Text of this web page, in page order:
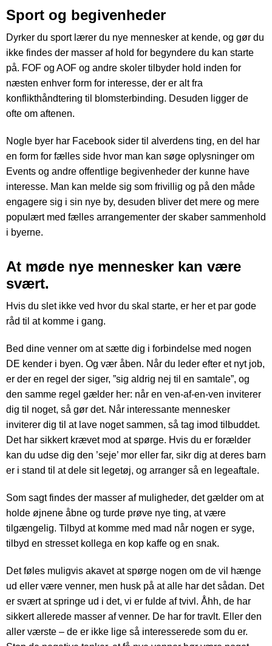
Sport og begivenheder
Dyrker du sport lærer du nye mennesker at kende, og gør du
ikke findes der masser af hold for begyndere du kan starte
på. FOF og AOF og andre skoler tilbyder hold inden for
næsten enhver form for interesse, der er alt fra
konflikthåndtering til blomsterbinding. Desuden ligger de
ofte om aftenen.
Nogle byer har Facebook sider til alverdens ting, en del har
en form for fælles side hvor man kan søge oplysninger om
Events og andre offentlige begivenheder der kunne have
interesse. Man kan melde sig som frivillig og på den måde
engagere sig i sin nye by, desuden bliver det mere og mere
populært med fælles arrangementer der skaber sammenhold
i byerne.
At møde nye mennesker kan være
svært.
Hvis du slet ikke ved hvor du skal starte, er her et par gode
råd til at komme i gang.
Bed dine venner om at sætte dig i forbindelse med nogen
DE kender i byen. Og vær åben. Når du leder efter et nyt job,
er der en regel der siger, ”sig aldrig nej til en samtale”, og
den samme regel gælder her: når en ven-af-en-ven inviterer
dig til noget, så gør det. Når interessante mennesker
inviterer dig til at lave noget sammen, så tag imod tilbuddet.
Det har sikkert krævet mod at spørge. Hvis du er forælder
kan du udse dig den ’seje’ mor eller far, sikr dig at deres barn
er i stand til at dele sit legetøj, og arranger så en legeaftale.
Som sagt findes der masser af muligheder, det gælder om at
holde øjnene åbne og turde prøve nye ting, at være
tilgængelig. Tilbyd at komme med mad når nogen er syge,
tilbyd en stresset kollega en kop kaffe og en snak.
Det føles muligvis akavet at spørge nogen om de vil hænge
ud eller være venner, men husk på at alle har det sådan. Det
er svært at springe ud i det, vi er fulde af tvivl. Åhh, de har
sikkert allerede masser af venner. De har for travlt. Eller den
aller værste – de er ikke lige så interesserede som du er.